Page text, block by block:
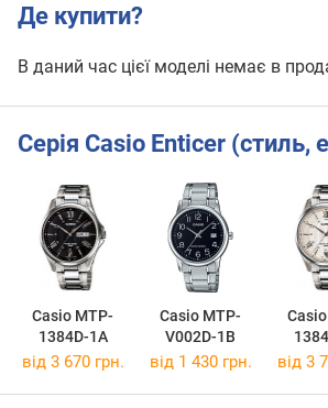
Де купити?
В даний час цієї моделі немає в
Серія Casio Enticer (стиль,
Casio MTP-
1384D-1A
Casio MTP-
V002D-1B
від 3 670 грн. від 1 430 грн. від 3